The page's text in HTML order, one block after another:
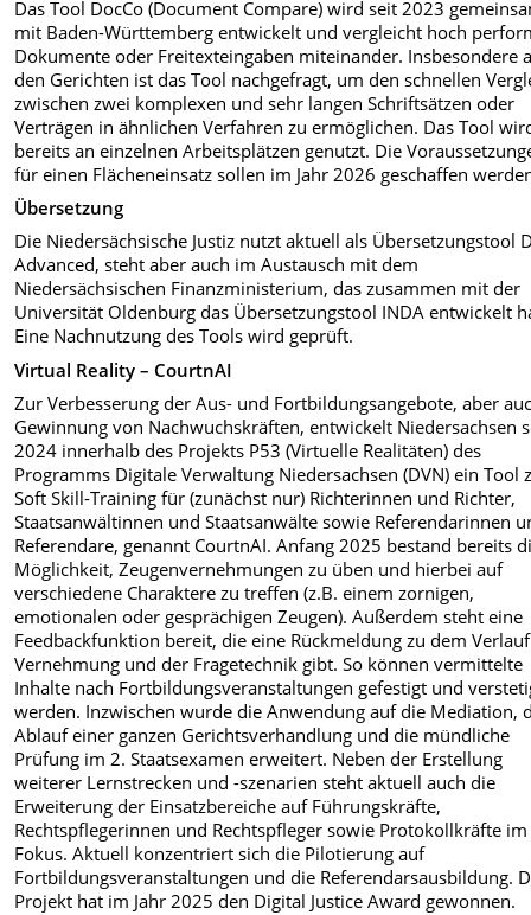
Das Tool DocCo (Document Compare) wird seit 2023
mit Baden-Württemberg entwickelt und vergleicht hoch
Dokumente oder Freitexteingaben miteinander. Insbesondere
den Gerichten ist das Tool nachgefragt, um den schnellen
zwischen zwei komplexen und sehr langen Schriftsätzen oder
Verträgen in ähnlichen Verfahren zu ermöglichen. Das Tool
bereits an einzelnen Arbeitsplätzen genutzt. Die
für einen Flächeneinsatz sollen im Jahr 2026 geschaffen
Übersetzung
Die Niedersächsische Justiz nutzt aktuell als Übersetzungstool
Advanced, steht aber auch im Austausch mit dem
Niedersächsischen Finanzministerium, das zusammen mit der
Universität Oldenburg das Übersetzungstool INDA entwickelt
Eine Nachnutzung des Tools wird geprüft.
Virtual Reality – CourtnAI
Zur Verbesserung der Aus- und Fortbildungsangebote, aber
Gewinnung von Nachwuchskräften, entwickelt Niedersachsen
2024 innerhalb des Projekts P53 (Virtuelle Realitäten) des
Programms Digitale Verwaltung Niedersachsen (DVN) ein Tool
Soft Skill-Training für (zunächst nur) Richterinnen und Richter,
Staatsanwältinnen und Staatsanwälte sowie Referendarinnen
Referendare, genannt CourtnAI. Anfang 2025 bestand bereits
Möglichkeit, Zeugenvernehmungen zu üben und hierbei auf
verschiedene Charaktere zu treffen (z.B. einem zornigen,
emotionalen oder gesprächigen Zeugen). Außerdem steht eine
Feedbackfunktion bereit, die eine Rückmeldung zu dem
Vernehmung und der Fragetechnik gibt. So können vermittelte
Inhalte nach Fortbildungsveranstaltungen gefestigt und
werden. Inzwischen wurde die Anwendung auf die Mediation,
Ablauf einer ganzen Gerichtsverhandlung und die mündliche
Prüfung im 2. Staatsexamen erweitert. Neben der Erstellung
weiterer Lernstrecken und -szenarien steht aktuell auch die
Erweiterung der Einsatzbereiche auf Führungskräfte,
Rechtspflegerinnen und Rechtspfleger sowie Protokollkräfte im
Fokus. Aktuell konzentriert sich die Pilotierung auf
Fortbildungsveranstaltungen und die Referendarsausbildung.
Projekt hat im Jahr 2025 den Digital Justice Award gewonnen.